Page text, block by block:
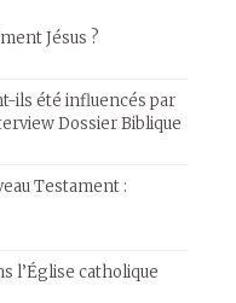
Jésus ?
ils été influencés par
Dossier Biblique
Testament :
l’Église catholique